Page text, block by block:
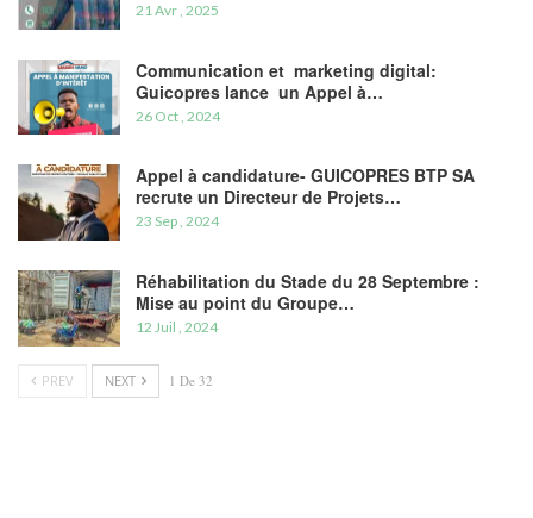
21 Avr , 2025
Communication et marketing digital:
Guicopres lance un Appel à…
26 Oct , 2024
Appel à candidature- GUICOPRES BTP SA
recrute un Directeur de Projets…
23 Sep , 2024
Réhabilitation du Stade du 28 Septembre :
Mise au point du Groupe…
12 Juil , 2024
PREV NEXT 1 De 32